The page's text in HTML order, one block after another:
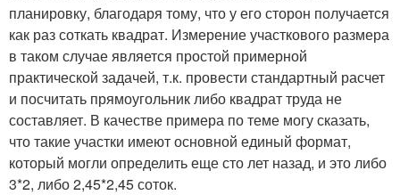
планировку, благодаря тому, что у его сторон получается
как раз соткать квадрат. Измерение участкового размера
в таком случае является простой примерной
практической задачей, т.к. провести стандартный расчет
и посчитать прямоугольник либо квадрат труда не
составляет. В качестве примера по теме могу сказать,
что такие участки имеют основной единый формат,
который могли определить еще сто лет назад, и это либо
3*2, либо 2,45*2,45 соток.